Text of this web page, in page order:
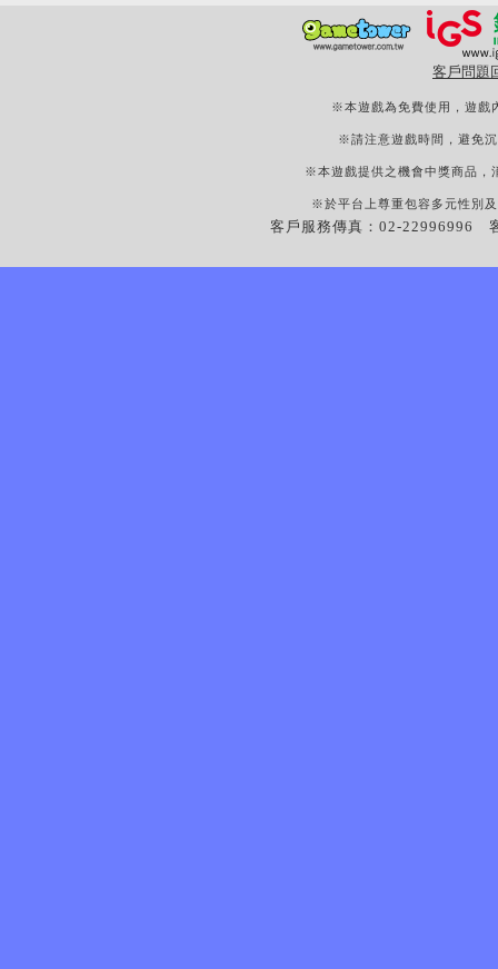
客戶問題
※本遊戲為免費使用，遊戲
※請注意遊戲時間，避免
※本遊戲提供之機會中獎商品，
※於平台上尊重包容多元性別
客戶服務傳真：02-22996996